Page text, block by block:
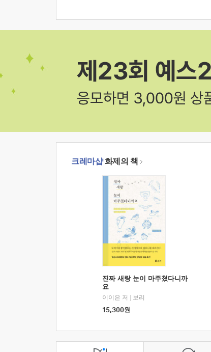
크레마샵화제의 책
진짜 새랑 눈이 마주쳤다니까
요
이이은 저
보리
15,300원